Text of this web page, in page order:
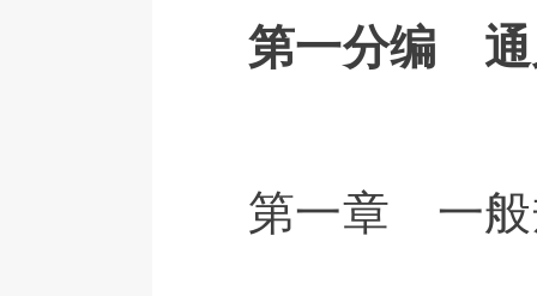
第一分编
第一章 一般